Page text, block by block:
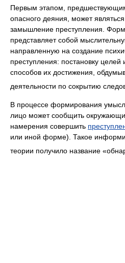
Первым этапом,
опасного деяния, может
замышление преступления.
представляет собой
направленную на создание
преступления: постановку целей
способов их достижения,
деятельности по сокрытию
В процессе формирования
лицо может сообщить
намерения совершить
или иной форме). Такое
теории получило название